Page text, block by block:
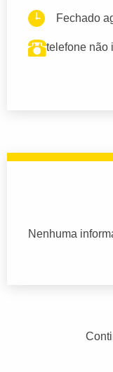
Fechado
telefone não
Nenhuma